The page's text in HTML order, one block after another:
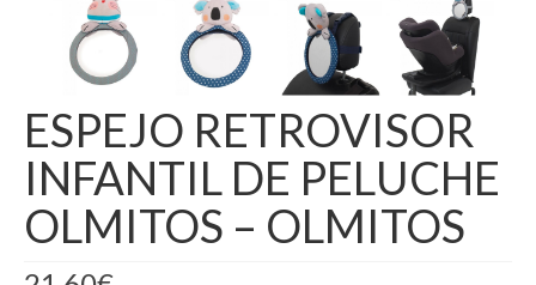
ESPEJO RETROVISOR
INFANTIL DE PELUCHE
OLMITOS – OLMITOS